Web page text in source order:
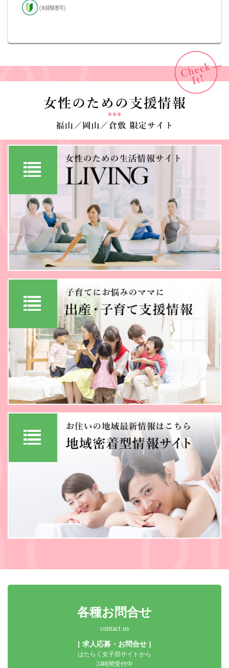
各種お問合せ
contact us
[ 求人応募・お問合せ ]
はたらく女子部サイトから
24時間受付中